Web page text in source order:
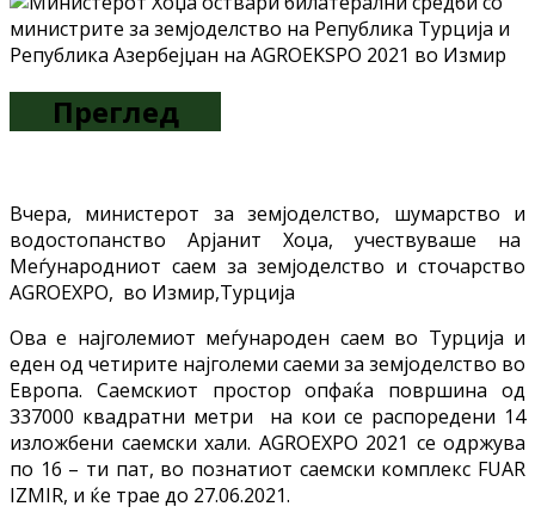
Преглед
Вчера, министерот за земјоделство, шумарство и
водостопанство Арјанит Хоџа, учествуваше на
Меѓународниот саем за земјоделство и сточарство
AGROEXPO, во Измир,Турција
Ова е најголемиот меѓународен саем во Турција и
еден од четирите најголеми саеми за земјоделство во
Европа. Саемскиот простор опфаќа површина од
337000 квадратни метри на кои се распоредени 14
изложбени саемски хали. AGROEXPO 2021 се одржува
по 16 – ти пат, во познатиот саемски комплекс FUAR
IZMIR, и ќе трае до 27.06.2021.